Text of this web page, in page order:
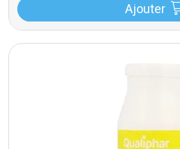
Ajouter